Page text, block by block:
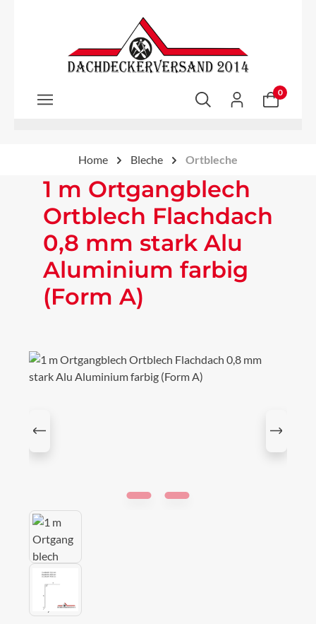
Zum Hauptinhalt springen
0
Home Bleche Ortbleche
1 m Ortgangblech
Ortblech Flachdach
0,8 mm stark Alu
Aluminium farbig
(Form A)
Bildergalerie überspringen